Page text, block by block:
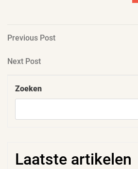
Berichtnavigatie
Previous
Previous Post
Next
Next Post
Zoeken
Laatste artikelen